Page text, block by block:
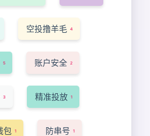
空投撸羊毛 4
5 账户安全 2
3 精准投放 1
包 1 防串号 1